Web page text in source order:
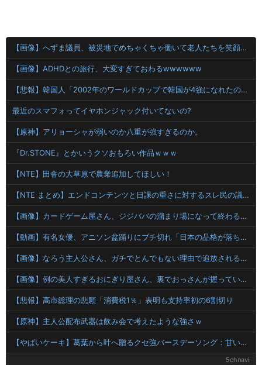
【画像】へずま議員、被災地でめちゃくちゃ働いて老人たちを笑顔にしてしまうwwwwwwwwwwwwwwww
【画像】ADHDとの旅行、大変すぎておわるwwwwww
【悲報】韓国人「2002年のワールドカップで韓国が4強になれたのって買収したからじゃないの?」
最近のスマフォってイヤホンジャック付いてないの?
【原神】アリョーシャが弱いのか八重が強すぎるのか。
『Dr.STONE』とかいうクソおもろい作品ｗｗｗ
【NTE】田舎の大草原で農業追加してほしい！
【NTE まとめ】エンドコンテンツと日課の重さに対するスレ民の議論
【画像】カードゲーム屋さん、ジジババの溜まり場になって終わるwwwwwwwwwwww
【動画】有名女優、アニソン盆踊りにブチ切れ「日本の品格が落ちたと思いました」
【画像】なろう主人公さん、ガチでとんでもない理由で追放されるwww
【画像】例の美人すぎるおにぎり屋さん、裏でおっさんが握っていたｗｗｗｗｗｗｗｗｗｗｗｗｗｗｗｗｗ
【悲報】高市総理の悲願「消費税1％」表明も支持率初の6割切り
【原神】主人公配布武器は飲み会で考えたような強さｗ
【やばいケーキ】葛葉から叶へ贈るクセ強バースデーソング：甘いよりは美味いヤヴァイケーキ
5chnavi